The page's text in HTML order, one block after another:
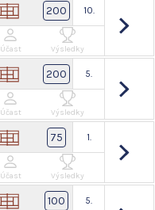
200 10.
Účast Výsledky
200 5.
Účast Výsledky
75 1.
Účast Výsledky
100 5.